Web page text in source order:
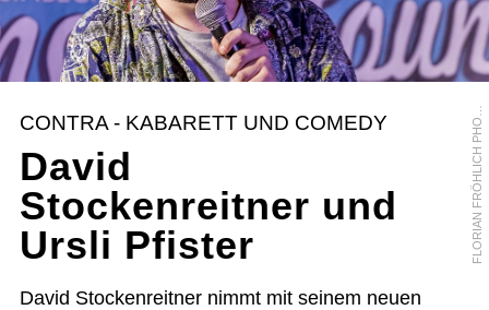
F
L
O
R
I
A
N
F
R
Ö
H
L
I
C
H
P
H
O
T
O
G
R
A
P
H
Y
CONTRA - KABARETT UND COMEDY
David
Stockenreitner und
Ursli Pfister
David Stockenreitner nimmt mit seinem neuen